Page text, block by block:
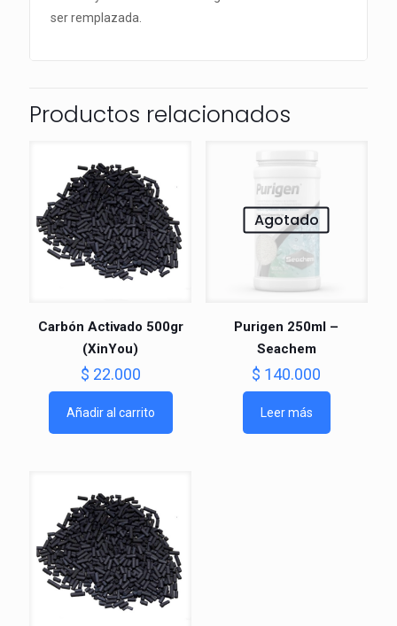
ser remplazada.
Productos relacionados
Carbón Activado 500gr
(XinYou)
$ 22.000
Añadir al carrito
Agotado
Purigen 250ml –
Seachem
$ 140.000
Leer más